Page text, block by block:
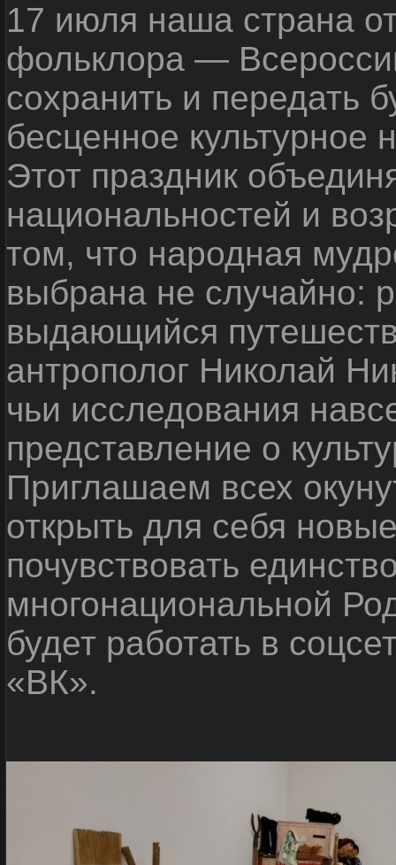
17 июля наша страна
фольклора —
сохранить и передать
бесценное культурное
Этот праздник
национальностей и
том, что народная
выбрана не случайно:
выдающийся
антрополог Николай
чьи исследования
представление о
Приглашаем всех
открыть для себя
почувствовать
многонациональной
будет работать в
«ВК».